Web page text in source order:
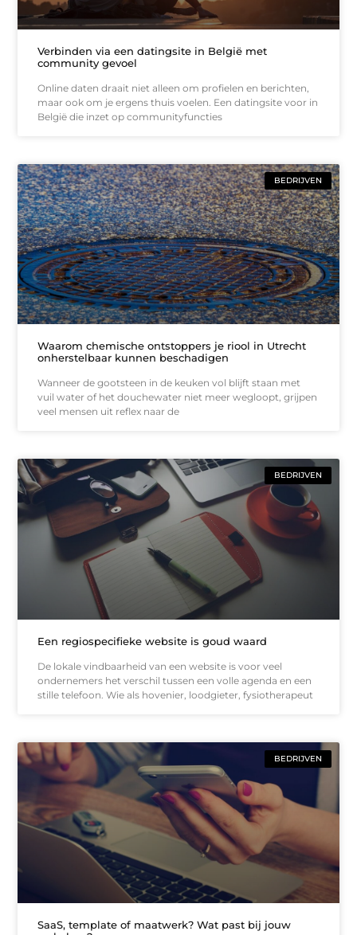
Verbinden via een datingsite in België met
community gevoel
Online daten draait niet alleen om profielen en berichten,
maar ook om je ergens thuis voelen. Een datingsite voor in
België die inzet op communityfuncties
BEDRIJVEN
Waarom chemische ontstoppers je riool in Utrecht
onherstelbaar kunnen beschadigen
Wanneer de gootsteen in de keuken vol blijft staan met
vuil water of het douchewater niet meer wegloopt, grijpen
veel mensen uit reflex naar de
BEDRIJVEN
Een regiospecifieke website is goud waard
De lokale vindbaarheid van een website is voor veel
ondernemers het verschil tussen een volle agenda en een
stille telefoon. Wie als hovenier, loodgieter, fysiotherapeut
BEDRIJVEN
SaaS, template of maatwerk? Wat past bij jouw